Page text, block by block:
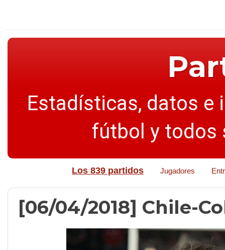
Estadísticas, datos e
fútbol y todos
Los 839 partidos Jugadores
[06/04/2018] Chile-